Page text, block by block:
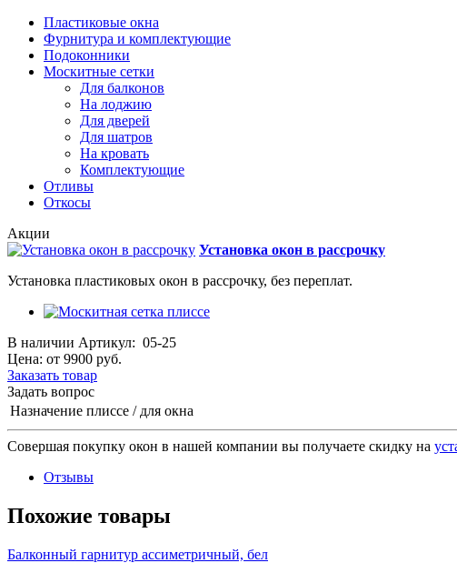
Пластиковые окна
Фурнитура и комплектующие
Подоконники
Москитные сетки
Для балконов
На лоджию
Для дверей
Для шатров
На кровать
Комплектующие
Отливы
Откосы
Акции
Установка окон в рассрочку
Установка пластиковых окон в рассрочку, без переплат.
В наличии Артикул: 05-25
Цена: от 9900 руб.
Заказать товар
Задать вопрос
Назначение плиссе / для окна
Совершая покупку окон в нашей компании вы получаете скидку на
Отзывы
Похожие товары
Балконный гарнитур ассиметричный, бел